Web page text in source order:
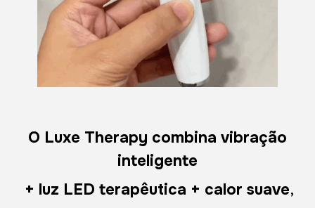
O Luxe Therapy combina vibração
inteligente
+ luz LED terapêutica + calor suave,